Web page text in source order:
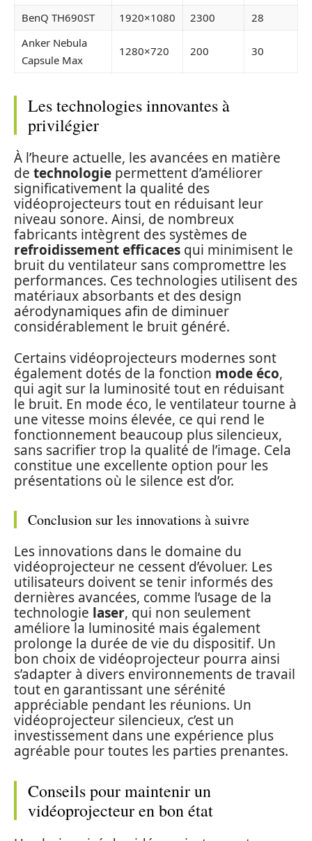
BenQ TH690ST
1920×1080 2300
28
Anker Nebula
Capsule Max
1280×720 200 30
Les technologies innovantes à
privilégier
À l’heure actuelle, les avancées en matière
de technologie permettent d’améliorer
significativement la qualité des
vidéoprojecteurs tout en réduisant leur
niveau sonore. Ainsi, de nombreux
fabricants intègrent des systèmes de
refroidissement efficaces qui minimisent le
bruit du ventilateur sans compromettre les
performances. Ces technologies utilisent des
matériaux absorbants et des design
aérodynamiques afin de diminuer
considérablement le bruit généré.
Certains vidéoprojecteurs modernes sont
également dotés de la fonction mode éco,
qui agit sur la luminosité tout en réduisant
le bruit. En mode éco, le ventilateur tourne à
une vitesse moins élevée, ce qui rend le
fonctionnement beaucoup plus silencieux,
sans sacrifier trop la qualité de l’image. Cela
constitue une excellente option pour les
présentations où le silence est d’or.
Conclusion sur les innovations à suivre
Les innovations dans le domaine du
vidéoprojecteur ne cessent d’évoluer. Les
utilisateurs doivent se tenir informés des
dernières avancées, comme l’usage de la
technologie laser, qui non seulement
améliore la luminosité mais également
prolonge la durée de vie du dispositif. Un
bon choix de vidéoprojecteur pourra ainsi
s’adapter à divers environnements de travail
tout en garantissant une sérénité
appréciable pendant les réunions. Un
vidéoprojecteur silencieux, c’est un
investissement dans une expérience plus
agréable pour toutes les parties prenantes.
Conseils pour maintenir un
vidéoprojecteur en bon état